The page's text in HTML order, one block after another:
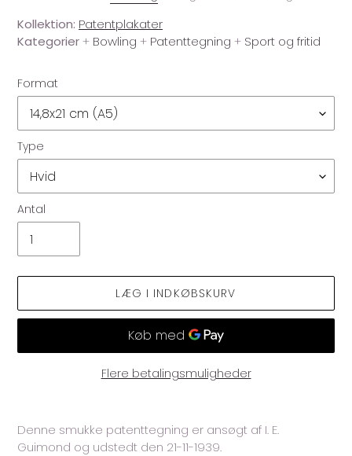
Kollektion: Patentplakater
Kategorier+ Bowling + Patenttegning + Sport og fritid
Format
Type
Antal
LÆG I INDKØBSKURV
Flere betalingsmuligheder
produkt
Denne smukke patenttegning er ansøgt af I. E.
Guimond og udstedt den 21-11-1939.